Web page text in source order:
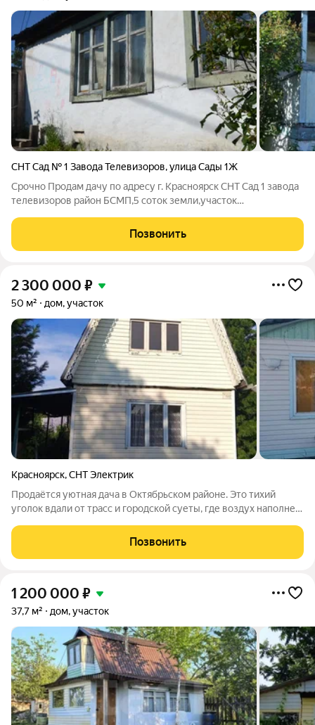
СНТ Сад № 1 Завода Телевизоров,улица Сады 1Ж
Срочно Продам дачу по адресу г. Красноярск СНТ Сад 1 завода
телевизоров район БСМП,5 соток земли,участок
круглогодичный подъезд. Цена 850т.р торг
Позвонить
2 300 000 ₽
50 м² дом, участок
Красноярск,СНТ Электрик
Продаётся уютная дача в Октябрьском районе. Это тихий
уголок вдали от трасс и городской суеты, где воздух наполнен
всего 15 минут на машине. Дом из бруса(лиственница 80мм)
внутри утеплитель,
Позвонить
1 200 000 ₽
37,7 м² дом, участок